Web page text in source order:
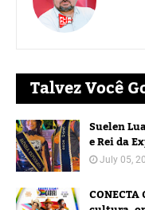
Talvez Você
Suelen
e Rei da
July 05,